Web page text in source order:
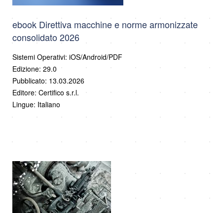
ebook Direttiva macchine e norme armonizzate
consolidato 2026
Sistemi Operativi: iOS/Android/PDF
Edizione: 29.0
Pubblicato: 13.03.2026
Editore: Certifico s.r.l.
Lingue: Italiano